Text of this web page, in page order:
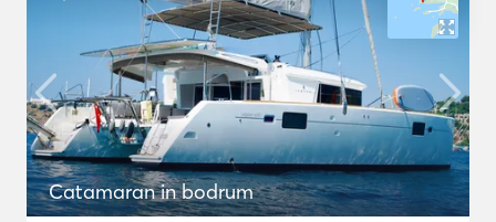
Catamaran in bodrum